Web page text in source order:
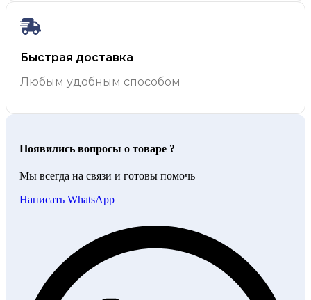
Быстрая доставка
Любым удобным способом
Появились вопросы о товаре ?
Мы всегда на связи и готовы помочь
Написать WhatsApp